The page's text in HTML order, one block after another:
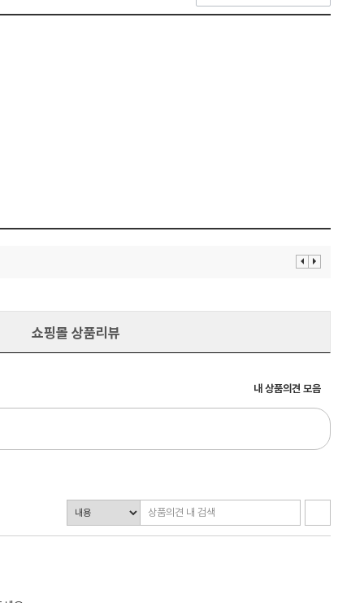
이 다
쇼핑몰 상품리뷰
내 상품의견 모음